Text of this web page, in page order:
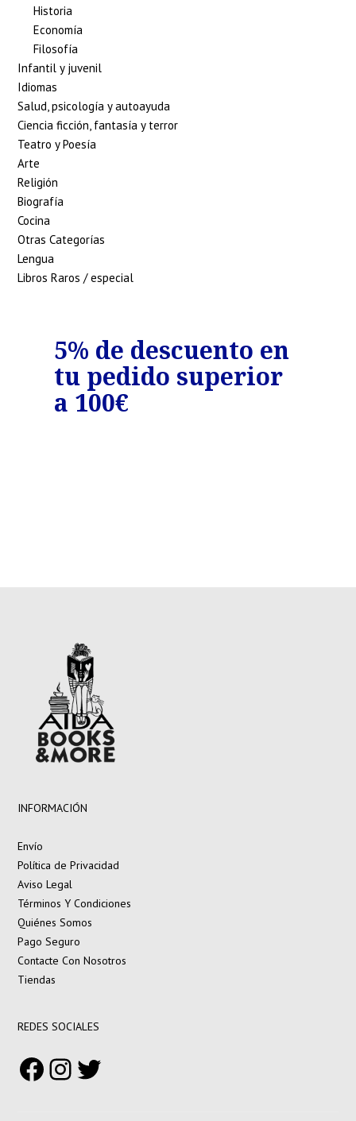
Historia
Economía
Filosofía
Infantil y juvenil
Idiomas
Salud, psicología y autoayuda
Ciencia ficción, fantasía y terror
Teatro y Poesía
Arte
Religión
Biografía
Cocina
Otras Categorías
Lengua
Libros Raros / especial
5% de descuento en
tu pedido superior
a 100€
INFORMACIÓN
Envío
Política de Privacidad
Aviso Legal
Términos Y Condiciones
Quiénes Somos
Pago Seguro
Contacte Con Nosotros
Tiendas
REDES SOCIALES
Facebook
Instagram
Twitter